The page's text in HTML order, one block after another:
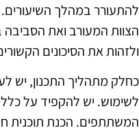
להתעורר במהלך
הצוות המעורב ואת
ולזהות את הסיכונים
כחלק מתהליך התכנון, יש
לשימוש. יש להקפיד על
המשתתפים. הכנת תוכנית